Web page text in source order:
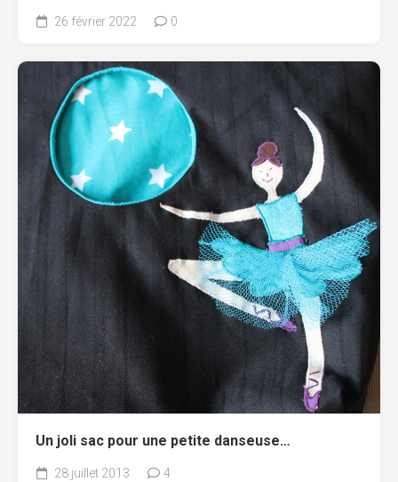
26 février 2022 0
Un joli sac pour une petite danseuse…
28 juillet 2013 4